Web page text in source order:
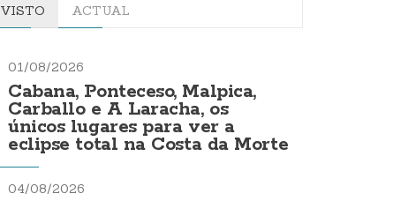
VISTO ACTUAL
01/08/2026
Cabana, Ponteceso, Malpica,
Carballo e A Laracha, os
únicos lugares para ver a
eclipse total na Costa da Morte
04/08/2026